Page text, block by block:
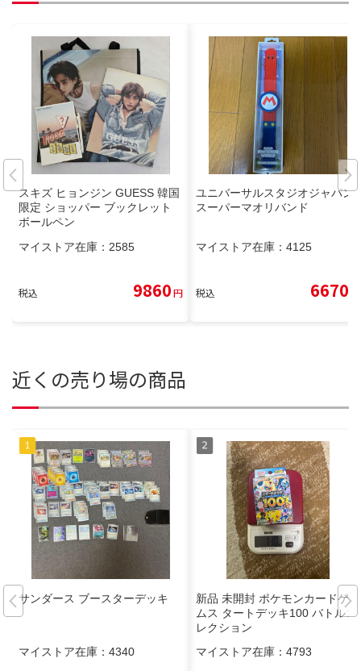
スキズ ヒョンジン GUESS 韓国
限定 ショッパー ブックレット
ボールペン
マイストア在庫： 2585
税込 9860円
ユニバーサルスタジオジャパン
スーパーマオリバンド
マイストア在庫： 4125
税込 6670
近くの売り場の商品
サンダース ブースターデッキ
マイストア在庫： 4340
新品 未開封 ポケモンカードゲー
ムス タートデッキ100 バトルコ
レクション
マイストア在庫： 4793